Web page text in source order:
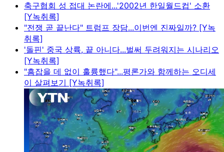
축구협회 성 접대 논란에...'2002년 한일월드컵' 소환
[Y녹취록]
"전쟁 곧 끝난다" 트럼프 장담...이번엔 진짜일까? [Y녹
취록]
'돌핀' 중국 상륙, 끝 아니다...벌써 두려워지는 시나리오
[Y녹취록]
"흠잡을 데 없이 훌륭했다"...평론가와 함께하는 오디세
이 살펴보기 [Y녹취록]